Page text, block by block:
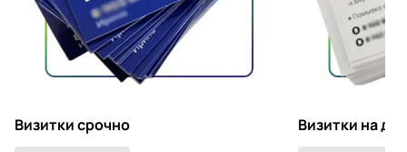
Визитки срочно Визитки на